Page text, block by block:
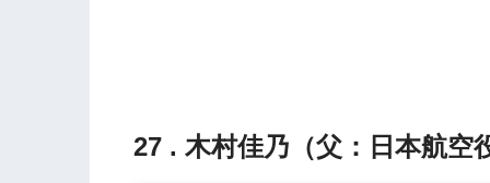
27 . 木村佳乃（父：日本航空